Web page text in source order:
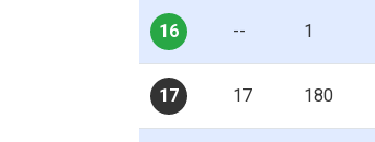
16 -- 1
17 17 180